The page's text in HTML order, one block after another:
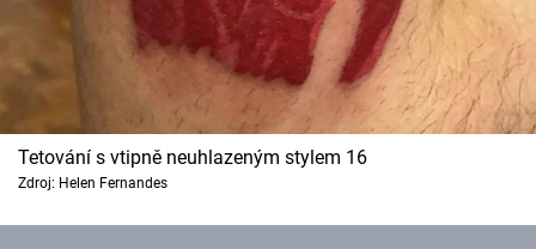
Tetování s vtipně neuhlazeným stylem 16
Zdroj: Helen Fernandes